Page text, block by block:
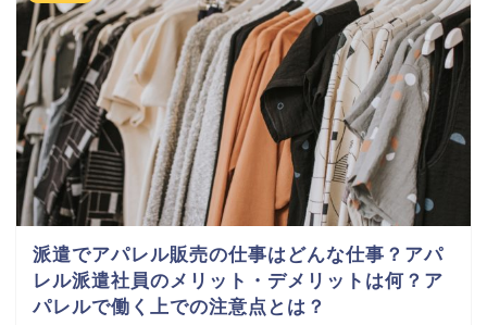
派遣でアパレル販売の仕事はどんな仕事？アパ
レル派遣社員のメリット・デメリットは何？ア
パレルで働く上での注意点とは？